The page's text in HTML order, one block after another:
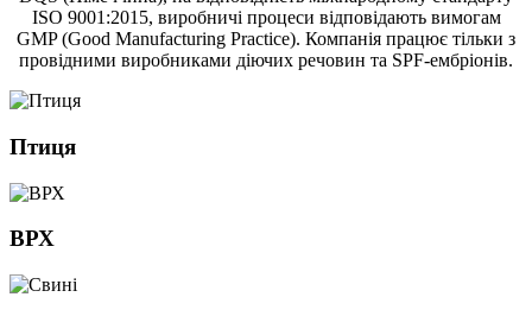
ISO 9001:2015, виробничі процеси відповідають вимогам
GMP (Good Manufacturing Practice). Компанія працює тільки з
провідними виробниками діючих речовин та SPF-ембріонів.
Птиця
ВРХ